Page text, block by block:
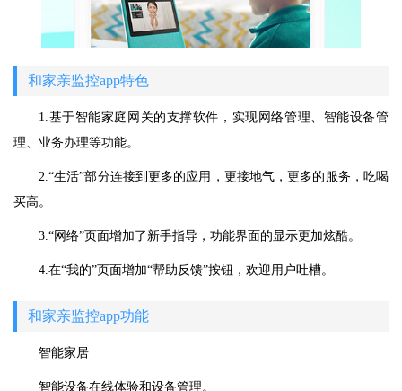
和家亲监控app特色
1.基于智能家庭网关的支撑软件，实现网络管理、智能设备管
理、业务办理等功能。
2.“生活”部分连接到更多的应用，更接地气，更多的服务，吃喝
买高。
3.“网络”页面增加了新手指导，功能界面的显示更加炫酷。
4.在“我的”页面增加“帮助反馈”按钮，欢迎用户吐槽。
和家亲监控app功能
智能家居
智能设备在线体验和设备管理。